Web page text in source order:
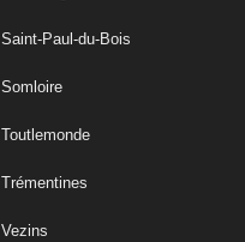
Saint-Paul-du-Bois
Somloire
Toutlemonde
Trémentines
Vezins